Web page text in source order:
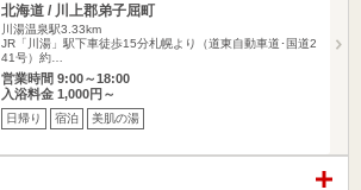
北海道 / 川上郡弟子屈町
川湯温泉駅3.33km
JR「川湯」駅下車徒歩15分札幌より（道東自動車道･国道2
41号）約…
営業時間 9:00～18:00
入浴料金 1,000円～
日帰り 宿泊 美肌の湯